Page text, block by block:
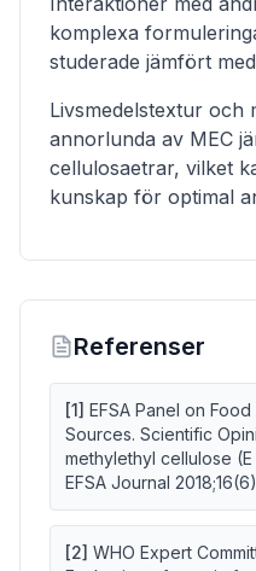
komplexa
studerade jämfört
Livsmedelstextur och
annorlunda av MEC
cellulosaetrar, vilket
kunskap för optimal
Referenser
[1] EFSA Panel on
Sources. Scientific
methylethyl cellulose
EFSA Journal
[2] WHO Expert